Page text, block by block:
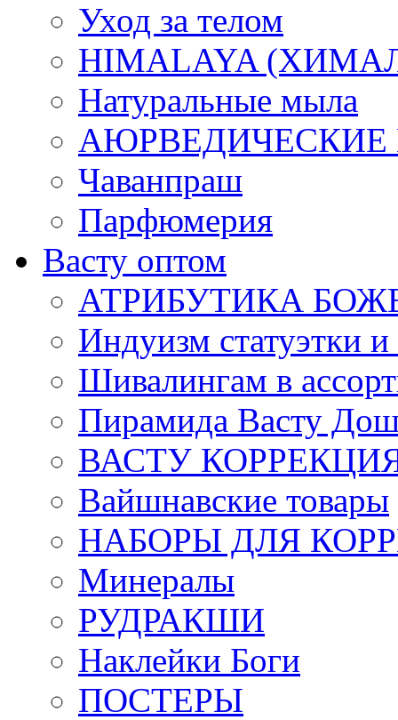
Уход за телом
HIMALAYA
Натуральные мыла
Чаванпраш
Парфюмерия
Васту оптом
АТРИБУТИКА
Индуизм статуэтки
Шивалингам в
Пирамида Васту
ВАСТУ
Вайшнавские товары
НАБОРЫ ДЛЯ
Минералы
РУДРАКШИ
Наклейки Боги
ПОСТЕРЫ